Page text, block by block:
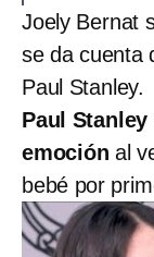
Joely Bernat
se da cuenta
Paul Stanley.
Paul
emoción al
bebé por